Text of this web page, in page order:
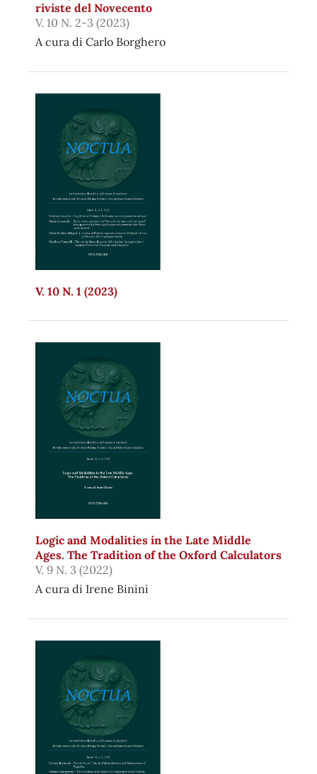
riviste del Novecento
V. 10 N. 2-3 (2023)
A cura di Carlo Borghero
V. 10 N. 1 (2023)
Logic and Modalities in the Late Middle
Ages. The Tradition of the Oxford Calculators
V. 9 N. 3 (2022)
A cura di Irene Binini